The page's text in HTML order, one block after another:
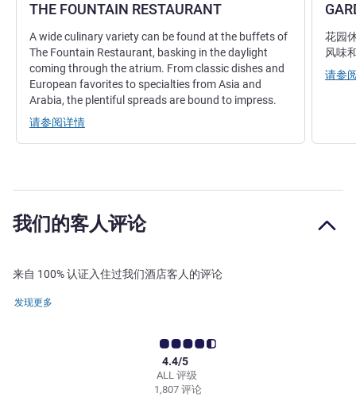
THE FOUNTAIN RESTAURANT
A wide culinary variety can be found at the buffets of
The Fountain Restaurant, basking in the daylight
coming through the atrium. From classic dishes and
European favorites to specialties from Asia and
Arabia, the plentiful spreads are bound to impress.
请参阅详情
花园
风味
请参
我们的客人评论
来自 100% 认证入住过我们酒店客人的评论
发现更多
ALL 评级
4.4/5
1,807 评论